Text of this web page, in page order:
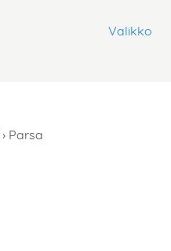
Valikko
› Parsa